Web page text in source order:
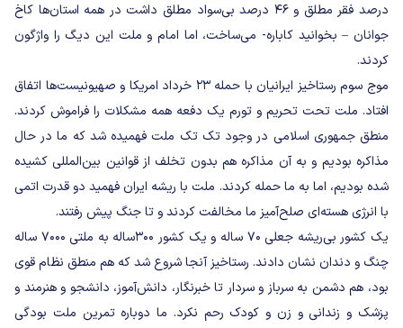
درصد فقر مطلق و ۴۶ درصد بی‌سواد مطلق داشت در همه استان‌ها کاخ
جوانان – بخوانید کاباره- می‌ساخت، اما امام و ملت این دیگ را واژگون
کردند.
موج سوم رستاخیز ایرانیان با حمله ۲۳ خرداد امریکا و صهیونیست‌ها اتفاق
افتاد. ملت تحت تحریم و تورم یک دفعه همه مشکلات را فراموش کردند.
منطق جمهوری اسلامی در وجود تک تک ملت فهمیده شد که ما در حال
مذاکره بودیم و به آن مذاکره هم بدون تخلف از قوانین بین‌المللی کشیده
شده بودیم، اما به ما حمله کردند. ملت با ریشه ایران فهمید دو قدرت اتمی
با انرژی هسته‌ای صلح‌آمیز ما مخالفت کردند و تا جنگ پیش رفتند.
یک کشور بی‌ریشه جعلی ۷۰ ساله و یک کشور ۳۰۰ساله به ملتی ۷۰۰۰ ساله
چنگ و دندان نشان دادند. رستاخیز آنجا شروع شد که هم منطق نظام قوی
بود، هم دشمن به سرباز و سردار تا خبرنگار، دانش‌آموز، دانشجو و هنرمند و
پزشک و زندانی و زن و کودک رحم نکرد. ما دوباره تمرین ملت بودگی